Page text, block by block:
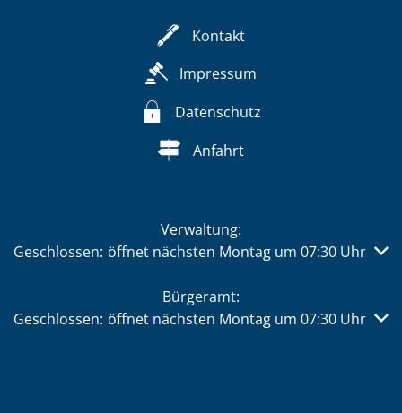
Kontakt
Impressum
Datenschutz
Anfahrt
Verwaltung:
Klicken, um weitere Öffnungs- oder Schließzeiten
Geschlossen: öffnet nächsten Montag um 07:30 Uhr
Bürgeramt:
Klicken, um weitere Öffnungs- oder Schließzeiten
Geschlossen: öffnet nächsten Montag um 07:30 Uhr